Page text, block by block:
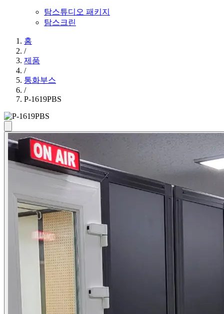
탐스튜디오 패키지
탐스크린
홈
/
제품
/
통화부스
/
P-1619PBS